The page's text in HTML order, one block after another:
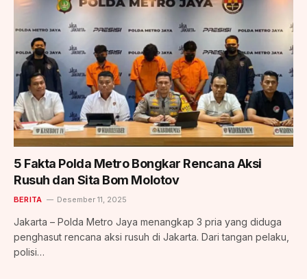
5 Fakta Polda Metro Bongkar Rencana Aksi
Rusuh dan Sita Bom Molotov
BERITA Desember 11, 2025
Jakarta – Polda Metro Jaya menangkap 3 pria yang diduga
penghasut rencana aksi rusuh di Jakarta. Dari tangan pelaku,
polisi…